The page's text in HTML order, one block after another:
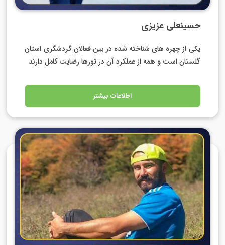
حسینعلی عزیزی
یکی از چهره های شناخته شده در بین فعالان گردشگری استان
گلستان است و همه از عملکرد آن در تورها رضایت کامل دارند
اطلاعات بیشتر